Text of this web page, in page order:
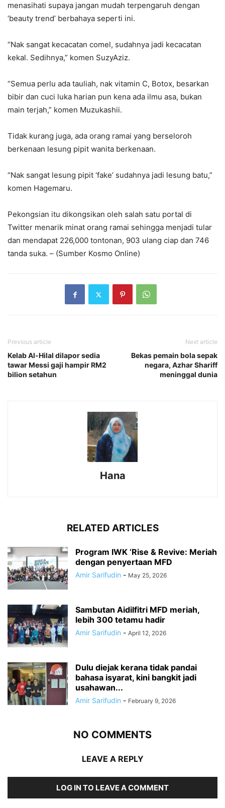
menasihati supaya jangan mudah terpengaruh dengan
‘beauty trend’ berbahaya seperti ini.
“Nak sangat kecacatan comel, sudahnya jadi kecacatan
kekal. Sedihnya,” komen SuzyAziz.
“Semua perlu ada tauliah, nak vitamin C, Botox, besarkan
bibir dan cuci luka harian pun kena ada ilmu asa, bukan
main terjah,” komen Muzukashii.
Tidak kurang juga, ada orang ramai yang berseloroh
berkenaan lesung pipit wanita berkenaan.
“Nak sangat lesung pipit ‘fake’ sudahnya jadi lesung batu,”
komen Hagemaru.
Pekongsian itu dikongsikan oleh salah satu portal di
Twitter menarik minat orang ramai sehingga menjadi tular
dan mendapat 226,000 tontonan, 903 ulang ciap dan 746
tanda suka. – (Sumber Kosmo Online)
Previous article
Kelab Al-Hilal dilapor sedia
tawar Messi gaji hampir RM2
bilion setahun
Next article
Bekas pemain bola sepak
negara, Azhar Shariff
meninggal dunia
Hana
RELATED ARTICLES
Program IWK ‘Rise & Revive: Meriah
dengan penyertaan MFD
Amir Sarifudin - May 25, 2026
Sambutan Aidilfitri MFD meriah,
lebih 300 tetamu hadir
Amir Sarifudin - April 12, 2026
Dulu diejak kerana tidak pandai
bahasa isyarat, kini bangkit jadi
usahawan...
Amir Sarifudin - February 9, 2026
NO COMMENTS
LEAVE A REPLY
LOG IN TO LEAVE A COMMENT